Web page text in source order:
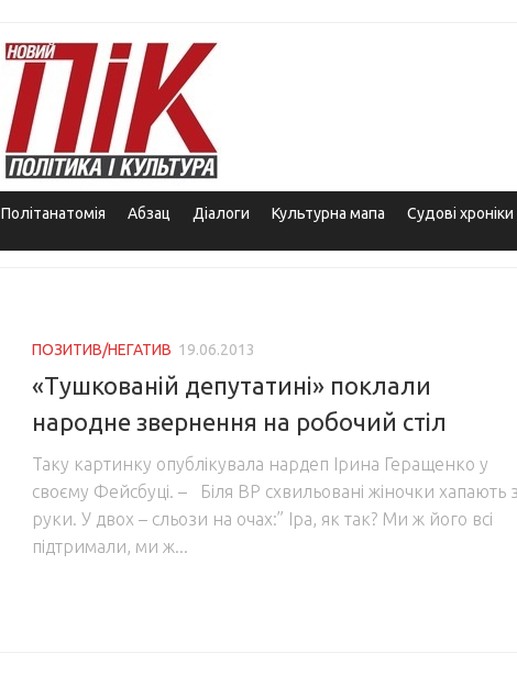
Політанатомія Абзац Діалоги Культурна мапа Судові хроніки
ПОЗИТИВ/НЕГАТИВ 19.06.2013
«Тушкованій депутатині» поклали
народне звернення на робочий стіл
Таку картинку опублікувала нардеп Ірина Геращенко у
своєму Фейсбуці. – Біля ВР схвильовані жіночки хапають
руки. У двох – сльози на очах:” Іра, як так? Ми ж його всі
підтримали, ми ж...